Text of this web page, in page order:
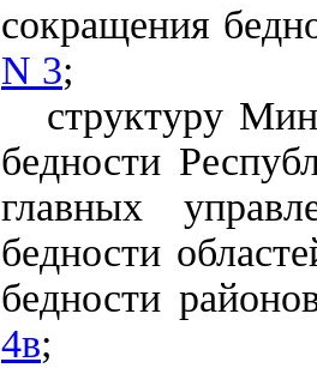
сокращения
N 3;
структуру
бедности
главных
бедности
бедности
4в;